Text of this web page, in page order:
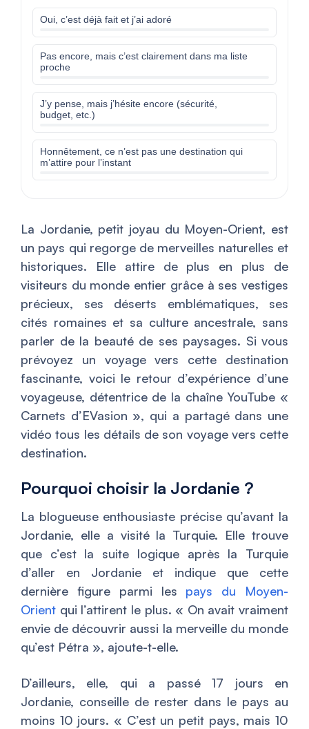
Oui, c’est déjà fait et j’ai adoré
Pas encore, mais c’est clairement dans ma liste
proche
J’y pense, mais j’hésite encore (sécurité,
budget, etc.)
Honnêtement, ce n’est pas une destination qui
m’attire pour l’instant
La Jordanie, petit joyau du Moyen-Orient, est
un pays qui regorge de merveilles naturelles et
historiques. Elle attire de plus en plus de
visiteurs du monde entier grâce à ses vestiges
précieux, ses déserts emblématiques, ses
cités romaines et sa culture ancestrale, sans
parler de la beauté de ses paysages. Si vous
prévoyez un voyage vers cette destination
fascinante, voici le retour d’expérience d’une
voyageuse, détentrice de la chaîne YouTube «
Carnets d’EVasion », qui a partagé dans une
vidéo tous les détails de son voyage vers cette
destination.
Pourquoi choisir la Jordanie ?
La blogueuse enthousiaste précise qu’avant la
Jordanie, elle a visité la Turquie. Elle trouve
que c’est la suite logique après la Turquie
d’aller en Jordanie et indique que cette
dernière figure parmi les pays du Moyen-
Orient qui l’attirent le plus. « On avait vraiment
envie de découvrir aussi la merveille du monde
qu’est Pétra », ajoute-t-elle.
D’ailleurs, elle, qui a passé 17 jours en
Jordanie, conseille de rester dans le pays au
moins 10 jours. « C’est un petit pays, mais 10